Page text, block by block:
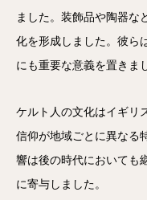
ました。装飾品や陶器な
化を形成しました。彼ら
にも重要な意義を置きま
ケルト人の文化はイギリ
信仰が地域ごとに異なる
響は後の時代においても
に寄与しました。